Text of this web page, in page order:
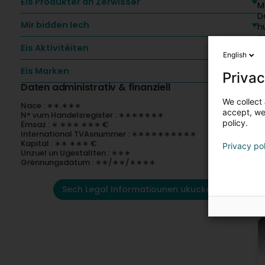
Mir bidden Iech
Eis Aktivitéiten
Eis Marken
Daten administrativ & finanziell
Nace : ∗∗.∗∗∗
N° vum Handelsregister : ∗∗∗∗∗∗∗
Ëmsaz : ∗ ∗∗∗ ∗∗∗ €
International TVAsnummer : ∗∗∗∗∗∗∗∗∗∗
Kapital : ∗∗ ∗∗∗ €
Unzuel un Ugestallten : ∗∗∗
Grënnungsdatum : ∗∗/∗∗/∗∗∗∗
Sech Legal Informatiounen ukucken
English
We
accept,
policy.
Privacy